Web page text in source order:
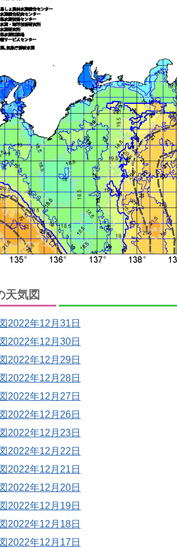
天気図
2022年12月31日
2022年12月30日
2022年12月29日
2022年12月28日
2022年12月27日
2022年12月26日
2022年12月23日
2022年12月22日
2022年12月21日
2022年12月20日
2022年12月19日
2022年12月18日
2022年12月17日